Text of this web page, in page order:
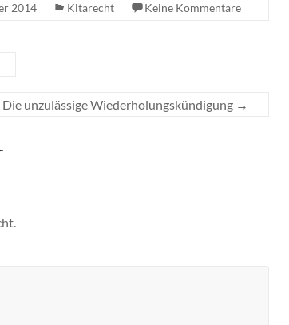
2014 Kitarecht Keine Kommentare
Die unzulässige Wiederholungskündigung →